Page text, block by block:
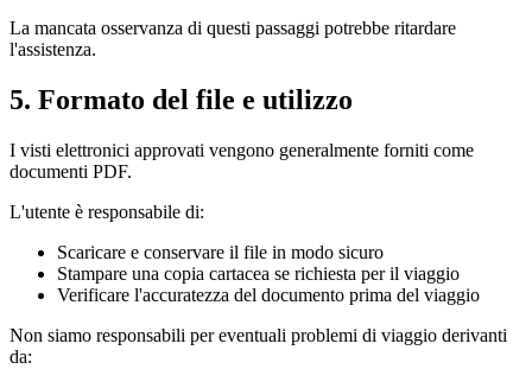
La mancata osservanza di questi passaggi potrebbe ritardare
l'assistenza.
5. Formato del file e utilizzo
I visti elettronici approvati vengono generalmente forniti come
documenti PDF.
L'utente è responsabile di:
Scaricare e conservare il file in modo sicuro
Stampare una copia cartacea se richiesta per il viaggio
Verificare l'accuratezza del documento prima del viaggio
Non siamo responsabili per eventuali problemi di viaggio derivanti
da: